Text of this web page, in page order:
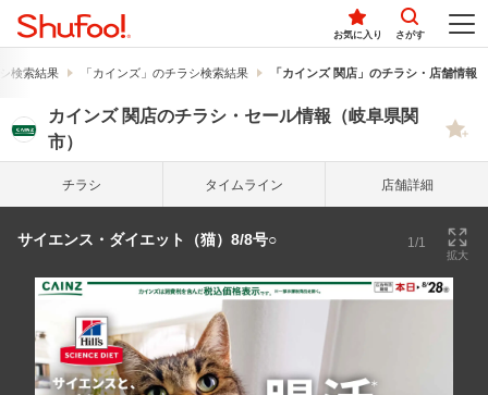
お気に入り さがす
検索結果 「カインズ」のチラシ検索結果 「カインズ 関店」のチラシ・店舗情報
カインズ 関店のチラシ・セール情報（岐阜県関
市）
チラシ タイム ライン 店舗詳細
サイエンス・ダイエット（猫）8/8号○ 1/1
拡大